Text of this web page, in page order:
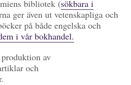
bibliotek (sökbara i
ger även ut vetenskapliga och
på både engelska och
i vår bokhandel.
av
och